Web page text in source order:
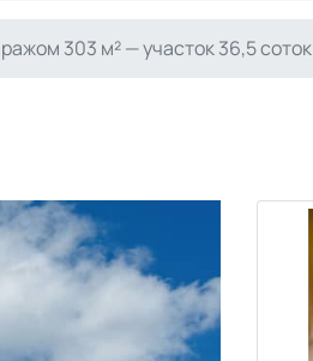
303 м² — участок 36,5 соток